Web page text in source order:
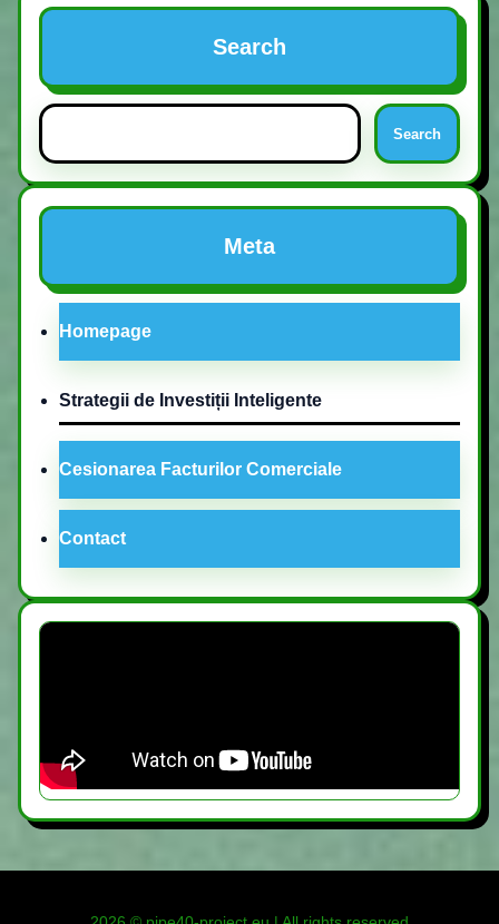
Search
Search
Meta
Homepage
Strategii de Investiții Inteligente
Cesionarea Facturilor Comerciale
Contact